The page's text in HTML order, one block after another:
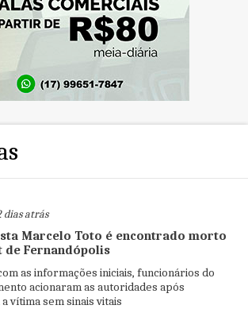
atrás
Marcelo Toto é encontrado morto
de Fernandópolis
as informações iniciais, funcionários do
acionaram as autoridades após
vítima sem sinais vitais